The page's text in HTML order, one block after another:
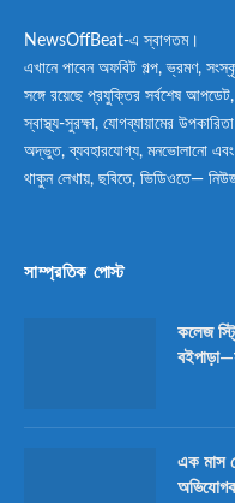
NewsOffBeat-এ স্বাগতম।
এখানে পাবেন অফবিট গল্প, ভ্রমণ,
সঙ্গে রয়েছে প্রযুক্তির সর্বশেষ
স্বাস্থ্য-সুরক্ষা, যোগব্যায়ামের
অদ্ভুত, ব্যবহারযোগ্য, মনভোলানো এবং
থাকুন লেখায়, ছবিতে, ভিডিওতে—
সাম্প্রতিক পোস্ট
কলেজ
এক মাস